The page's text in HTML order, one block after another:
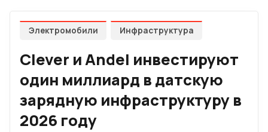
Электромобили Инфраструктура
Clever и Andel инвестируют
один миллиард в датскую
зарядную инфраструктуру в
2026 году